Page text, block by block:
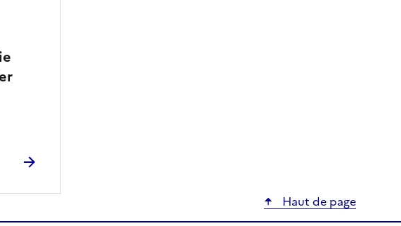
Haut de page